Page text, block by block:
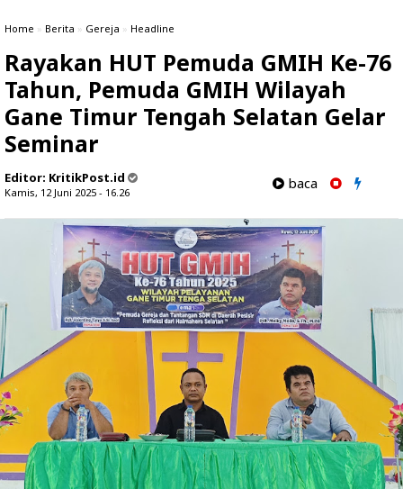
Home » Berita » Gereja » Headline
Rayakan HUT Pemuda GMIH Ke-76
Tahun, Pemuda GMIH Wilayah
Gane Timur Tengah Selatan Gelar
Seminar
Editor: KritikPost.id
Kamis, 12 Juni 2025 - 16.26
baca